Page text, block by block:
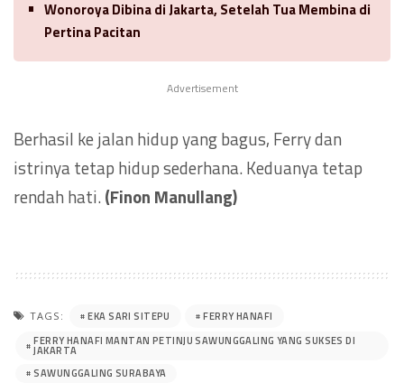
Wonoroya Dibina di Jakarta, Setelah Tua Membina di
Pertina Pacitan
Advertisement
Berhasil ke jalan hidup yang bagus, Ferry dan
istrinya tetap hidup sederhana. Keduanya tetap
rendah hati.(Finon Manullang)
TAGS: EKA SARI SITEPU
FERRY HANAFI
FERRY HANAFI MANTAN PETINJU SAWUNGGALING YANG SUKSES DI
JAKARTA
SAWUNGGALING SURABAYA